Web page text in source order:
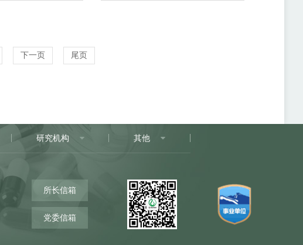
下一页 尾页
研究机构 其他
所长信箱
党委信箱